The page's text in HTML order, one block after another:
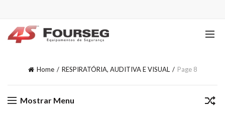
Home RESPIRATÓRIA, AUDITIVA E VISUAL Page 8
Mostrar Menu